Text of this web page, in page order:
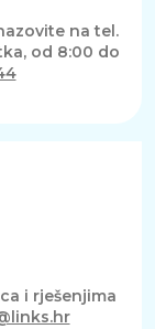
na tel.
od 8:00 do
i rješenjima